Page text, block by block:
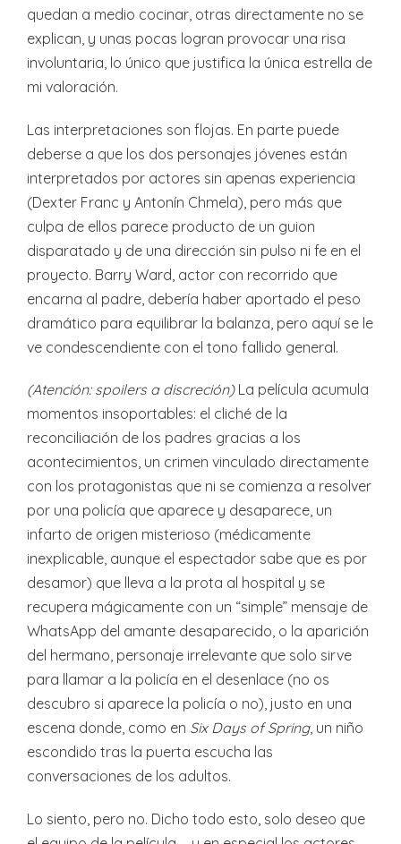
quedan a medio cocinar, otras directamente no se
explican, y unas pocas logran provocar una risa
involuntaria, lo único que justifica la única estrella de
mi valoración.
Las interpretaciones son flojas. En parte puede
deberse a que los dos personajes jóvenes están
interpretados por actores sin apenas experiencia
(Dexter Franc y Antonín Chmela), pero más que
culpa de ellos parece producto de un guion
disparatado y de una dirección sin pulso ni fe en el
proyecto. Barry Ward, actor con recorrido que
encarna al padre, debería haber aportado el peso
dramático para equilibrar la balanza, pero aquí se le
ve condescendiente con el tono fallido general.
(Atención: spoilers a discreción)La película acumula
momentos insoportables: el cliché de la
reconciliación de los padres gracias a los
acontecimientos, un crimen vinculado directamente
con los protagonistas que ni se comienza a resolver
por una policía que aparece y desaparece, un
infarto de origen misterioso (médicamente
inexplicable, aunque el espectador sabe que es por
desamor) que lleva a la prota al hospital y se
recupera mágicamente con un “simple” mensaje de
WhatsApp del amante desaparecido, o la aparición
del hermano, personaje irrelevante que solo sirve
para llamar a la policía en el desenlace (no os
descubro si aparece la policía o no), justo en una
escena donde, como en Six Days of Spring, un niño
escondido tras la puerta escucha las
conversaciones de los adultos.
Lo siento, pero no. Dicho todo esto, solo deseo que